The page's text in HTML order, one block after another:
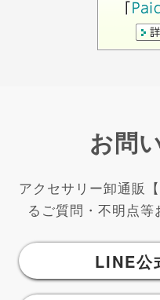
お問
アクセサリー卸通販
るご質問・不明点等
LINE公